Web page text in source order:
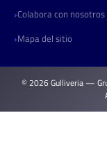
Colabora con nosotros
Mapa del sitio
© 2026 Gulliveria —